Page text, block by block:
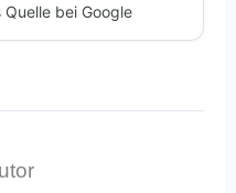
bei Google